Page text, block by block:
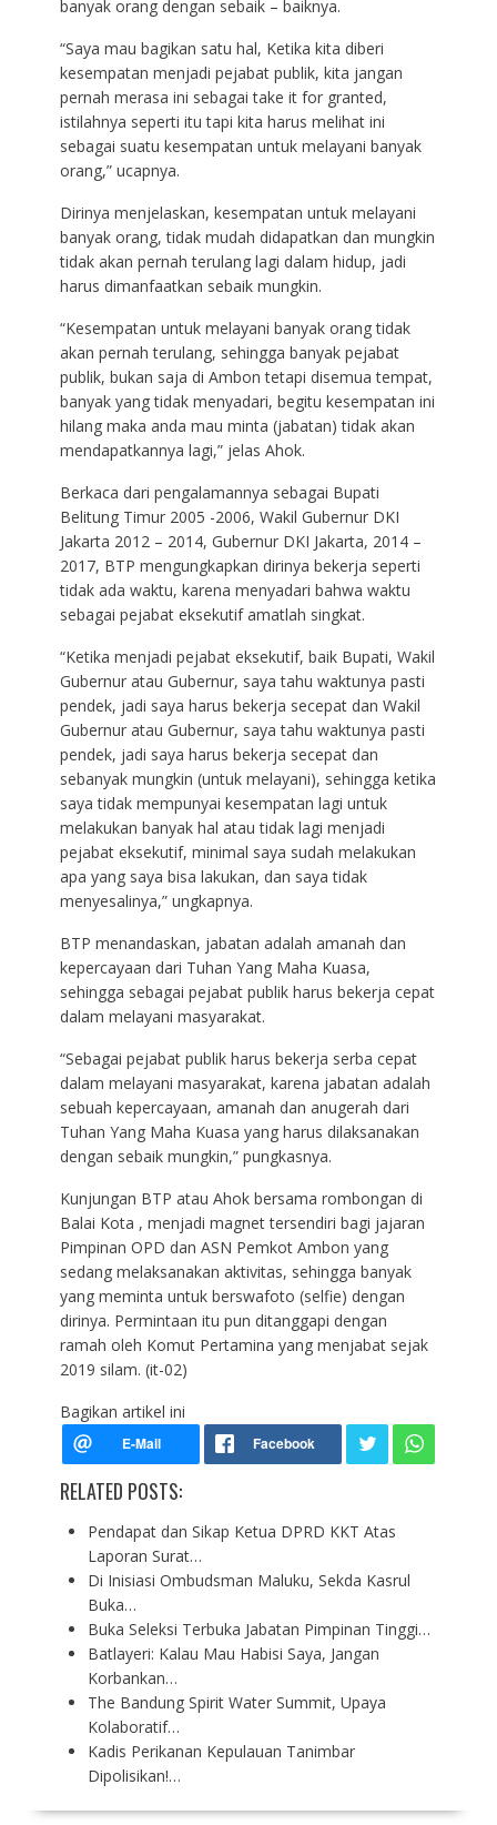
banyak orang dengan sebaik – baiknya.
“Saya mau bagikan satu hal, Ketika kita diberi
kesempatan menjadi pejabat publik, kita jangan
pernah merasa ini sebagai take it for granted,
istilahnya seperti itu tapi kita harus melihat ini
sebagai suatu kesempatan untuk melayani banyak
orang,” ucapnya.
Dirinya menjelaskan, kesempatan untuk melayani
banyak orang, tidak mudah didapatkan dan mungkin
tidak akan pernah terulang lagi dalam hidup, jadi
harus dimanfaatkan sebaik mungkin.
“Kesempatan untuk melayani banyak orang tidak
akan pernah terulang, sehingga banyak pejabat
publik, bukan saja di Ambon tetapi disemua tempat,
banyak yang tidak menyadari, begitu kesempatan ini
hilang maka anda mau minta (jabatan) tidak akan
mendapatkannya lagi,” jelas Ahok.
Berkaca dari pengalamannya sebagai Bupati
Belitung Timur 2005 -2006, Wakil Gubernur DKI
Jakarta 2012 – 2014, Gubernur DKI Jakarta, 2014 –
2017, BTP mengungkapkan dirinya bekerja seperti
tidak ada waktu, karena menyadari bahwa waktu
sebagai pejabat eksekutif amatlah singkat.
“Ketika menjadi pejabat eksekutif, baik Bupati, Wakil
Gubernur atau Gubernur, saya tahu waktunya pasti
pendek, jadi saya harus bekerja secepat dan Wakil
Gubernur atau Gubernur, saya tahu waktunya pasti
pendek, jadi saya harus bekerja secepat dan
sebanyak mungkin (untuk melayani), sehingga ketika
saya tidak mempunyai kesempatan lagi untuk
melakukan banyak hal atau tidak lagi menjadi
pejabat eksekutif, minimal saya sudah melakukan
apa yang saya bisa lakukan, dan saya tidak
menyesalinya,” ungkapnya.
BTP menandaskan, jabatan adalah amanah dan
kepercayaan dari Tuhan Yang Maha Kuasa,
sehingga sebagai pejabat publik harus bekerja cepat
dalam melayani masyarakat.
“Sebagai pejabat publik harus bekerja serba cepat
dalam melayani masyarakat, karena jabatan adalah
sebuah kepercayaan, amanah dan anugerah dari
Tuhan Yang Maha Kuasa yang harus dilaksanakan
dengan sebaik mungkin,” pungkasnya.
Kunjungan BTP atau Ahok bersama rombongan di
Balai Kota , menjadi magnet tersendiri bagi jajaran
Pimpinan OPD dan ASN Pemkot Ambon yang
sedang melaksanakan aktivitas, sehingga banyak
yang meminta untuk berswafoto (selfie) dengan
dirinya. Permintaan itu pun ditanggapi dengan
ramah oleh Komut Pertamina yang menjabat sejak
2019 silam. (it-02)
Bagikan artikel ini
RELATED POSTS:
Pendapat dan Sikap Ketua DPRD KKT Atas
Laporan Surat…
Di Inisiasi Ombudsman Maluku, Sekda Kasrul
Buka…
Buka Seleksi Terbuka Jabatan Pimpinan Tinggi…
Batlayeri: Kalau Mau Habisi Saya, Jangan
Korbankan…
The Bandung Spirit Water Summit, Upaya
Kolaboratif…
Kadis Perikanan Kepulauan Tanimbar
Dipolisikan!…